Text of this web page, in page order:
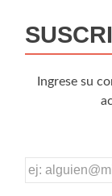
Ingrese su